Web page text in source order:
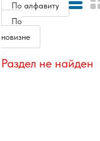
По алфавиту
По
новизне
Раздел не найден